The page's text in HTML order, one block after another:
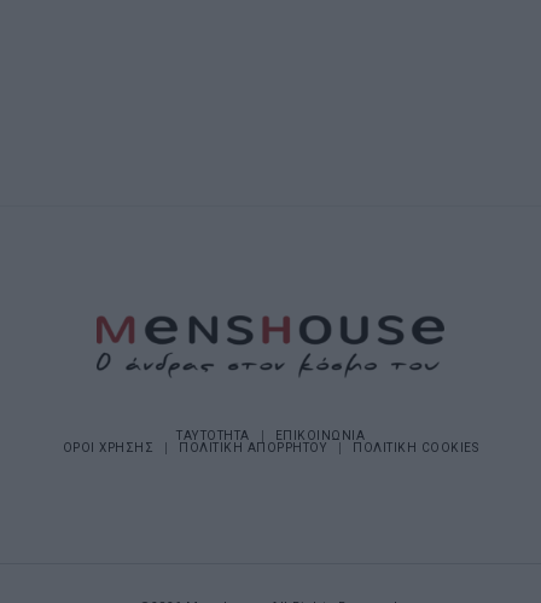
ΤΑΥΤΟΤΗΤΑ
ΕΠΙΚΟΙΝΩΝΙΑ
ΟΡΟΙ ΧΡΗΣΗΣ
ΠΟΛΙΤΙΚΗ ΑΠΟΡΡΗΤΟΥ ΠΟΛΙΤΙΚΗ COOKIES